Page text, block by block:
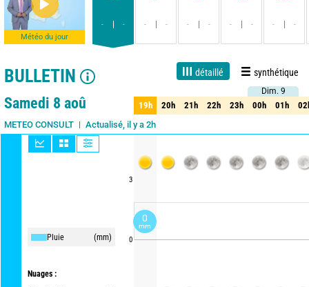
Météo du jour
- - - - - - - - - -
BULLETIN détaillé synthétique
Live 1 jour 3 jours 15 jours Fiabilité 90%
Samedi 8 aoû
METEO CONSULT Actualisé, il y a 2h
Pluie (mm)
Nuages :
3
0
Dim. 9
19h 20h 21h 22h 23h 00h 01h
Dim. 9
19h 20h 21h 22h 23h 00h 01h
0
mm